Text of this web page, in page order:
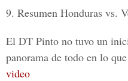
9. Resumen Honduras vs.
El DT Pinto no tuvo un
panorama de todo en lo
video